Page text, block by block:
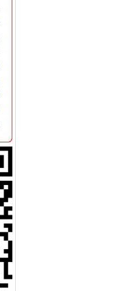
品支援震救灾
流程旅游市场管理见成效
思路深入推进红盾护农行动
机制严厉整无照经营
开展高考环境专项整行动
费市场监管
工作扎实有效推进
做好震救灾和维护市场稳定
巨额外方投资到位
求做到“五新”提升队伍整体素
工作制
引资工作
册公司名义扰正常市场秩序行
书记视察涪陵时的一元注册公
做好灾后市场稳定工作
长要求 积开展震救灾活动
灾期送温暖
中受重伤的一元注册公司流
经营户自发组织赈灾物资送往
山局人才交流培训项目